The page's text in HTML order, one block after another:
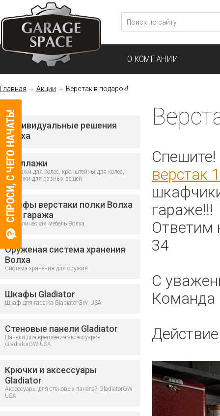
О КОМПАНИИ
Главная Акции Верстак в подарок!
Индивидуальные решения
Волха
Стеллажи
Стеллажи для колес, кронштейны для колес,
стеллажи для разных вещей.
Шкафы верстаки полки Волха
для гаража
Металлическая мебель Волха
Оруженая система хранения
Волха
Система хранения для оружия
Шкафы Gladiator
Шкаф для гаража GladiatorGW, USA
Стеновые панели Gladiator
Панели для крепления аксессуаров
GladiatorGW USA
Крючки и аксессуары
Gladiator
Аксессуары для стеновых панелей GladiatorGW
USA
верстак
гараже!!!
Ответим
34
С